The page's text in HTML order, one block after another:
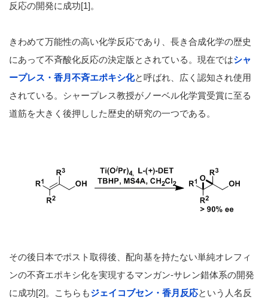
反応の開発に成功[1]。
きわめて万能性の高い化学反応であり、長き合成化学の歴史
にあって不斉酸化反応の決定版とされている。現在ではシャ
ープレス・香月不斉エポキシ化と呼ばれ、広く認知され使用
されている。シャープレス教授がノーベル化学賞受賞に至る
道筋を大きく後押しした歴史的研究の一つである。
その後日本でポスト取得後、配向基を持たない単純オレフィ
ンの不斉エポキシ化を実現するマンガン-サレン錯体系の開発
に成功[2]。こちらもジェイコブセン・香月反応という人名反